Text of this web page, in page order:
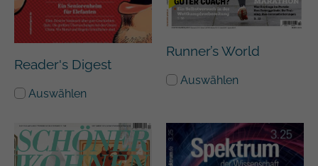
Reader's Digest
Auswählen
Runner’s World
Auswählen